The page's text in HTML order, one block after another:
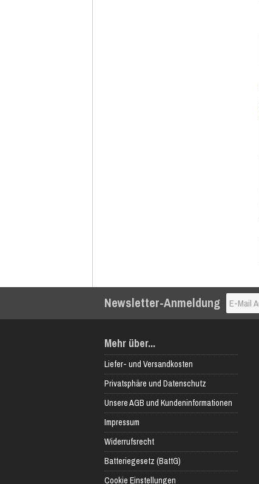
Newsletter-Anmeldung
Mehr über...
Liefer- und Versandkosten
Privatsphäre und Datenschutz
Unsere AGB und Kundeninformationen
Impressum
Widerrufsrecht
Batteriegesetz (BattG)
Cookie Einstellungen